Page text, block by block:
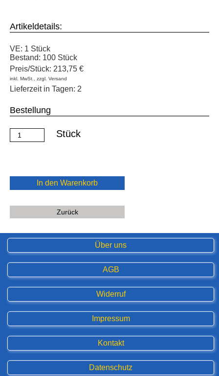
Artikeldetails:
VE: 1 Stück
Bestand: 100 Stück
Preis/Stück: 213,75 €
inkl. MwSt., zzgl. Versand
Lieferzeit in Tagen: 2
Bestellung
Stück
In den Warenkorb
Zurück
Über uns
AGB
Widerruf
Impressum
Kontakt
Datenschutz